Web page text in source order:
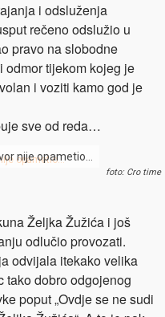
i odsluženja
rečeno odslužio u
pravo na slobodne
odmor tijekom kojeg je
i voziti kamo god je
sve od reda…
nije opametio…
foto: Cro time
Željka Žužića i još
odlučio provozati.
odvijala itekako velika
tako dobro odgojenog
poput „Ovdje se ne sudi